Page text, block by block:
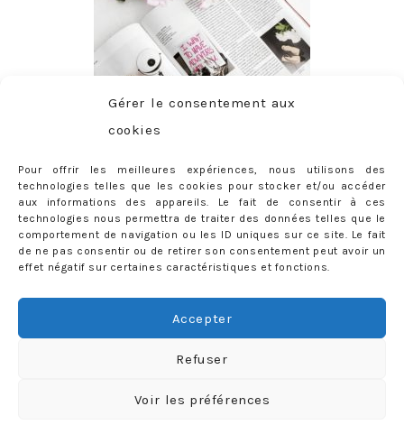
Gérer le consentement aux
cookies
Pour offrir les meilleures expériences, nous utilisons des
technologies telles que les cookies pour stocker et/ou accéder
aux informations des appareils. Le fait de consentir à ces
technologies nous permettra de traiter des données telles que le
comportement de navigation ou les ID uniques sur ce site. Le fait
de ne pas consentir ou de retirer son consentement peut avoir un
effet négatif sur certaines caractéristiques et fonctions.
Accepter
Refuser
Voir les préférences
ABONNEMENT
Adresse
Rejoignez les 398 autres abonnés